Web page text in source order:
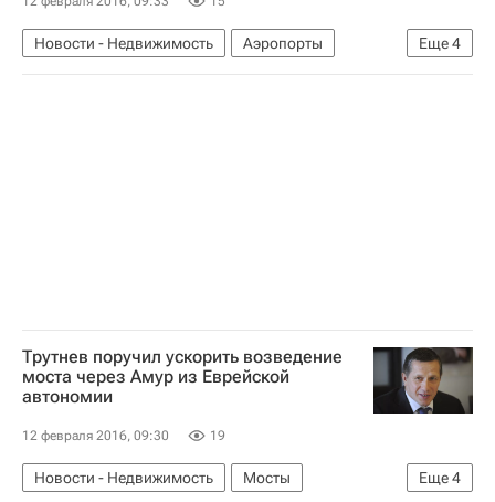
Еще4
Новости - Недвижимость
Аэропорты
Хабаровск
Юрий Трутнев
Инфраструктура
Трутнев поручил ускорить возведение
моста через Амур из Еврейской
автономии
12 февраля 2016, 09:30 19
Еще4
Новости - Недвижимость
Мосты